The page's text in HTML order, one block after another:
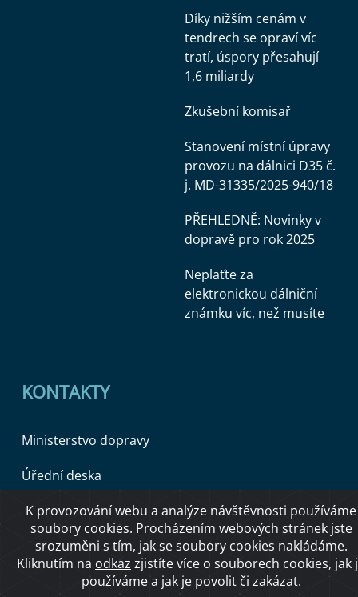
Díky nižším cenám v
tendrech se opraví víc
tratí, úspory přesahují
1,6 miliardy
Zkušební komisař
Stanovení místní úpravy
provozu na dálnici D35 č.
j. MD-31335/2025-940/18
PŘEHLEDNĚ: Novinky v
dopravě pro rok 2025
Neplaťte za
elektronickou dálniční
známku víc, než musíte
KONTAKTY
Ministerstvo dopravy
Úřední deska
Copyright © 2026 Ministerstvo dopravy ČR
O přístupnosti
K provozování webu a analýze návštěvnosti používáme
soubory cookies. Procházením webových stránek jste
srozuměni s tím, jak se soubory cookies nakládáme.
Kliknutím na odkaz zjistíte více o souborech cookies, jak
používáme a jak je povolit či zakázat.